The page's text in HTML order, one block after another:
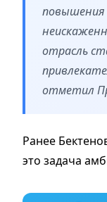
повышения
отрасль
отметил
Ранее
это задача